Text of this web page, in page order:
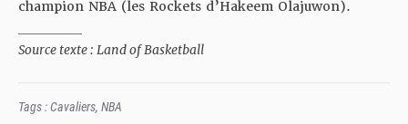
champion NBA (les Rockets d’Hakeem Olajuwon).
Source texte : Land of Basketball
Tags :Cavaliers, NBA